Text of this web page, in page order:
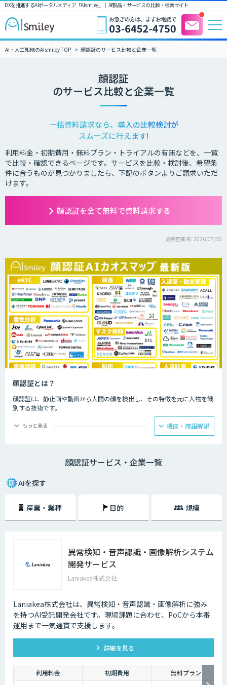
DXを推進するAIポータルメディア「AIsmiley」｜ AI製品・サービスの比較・検索サイト
AI・人工知能のAIsmiley TOP 顔認証のサービス比較と企業一覧
顔認証
のサービス比較と企業一覧
一括資料請求なら、導入の比較検討が
スムーズに行えます!
利用料金・初期費用・無料プラン・トライアルの有無などを、一覧
で比較・確認できるページです。サービスを比較・検討後、希望条
件に合うものが見つかりましたら、下記のボタンよりご請求いただ
けます。
顔認証を全て無料で資料請求する
最終更新日: 2026/07/30
顔認証とは？
顔認証は、静止画や動画から人間の顔を検出し、その特徴を元に人物を識
別する技術です。
なりすますのが難しく、パスワードや鍵が不要なため安全です。
ティを実現できるのも魅力の一つです。最近では、スマホや入退室のセキ
もっと見る 機能・用語解説
顔認証サービス・企業一覧
AIを探す
産業・業種 目的 規模
異常検知・音声認識・画像解析システム
開発サービス
Laniakea株式会社
Laniakea株式会社は、異常検知・音声認識・画像解析に強み
を持つAI受託開発会社です。現場課題に合わせ、PoCから本番
運用まで一気通貫で支援します。
詳細を見る
利用料金 初期費用
無料プラン